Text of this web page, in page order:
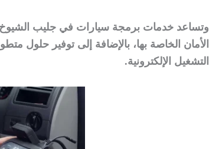
وتساعد خدمات برمجة سيارات في جليب الشيوخ
الأمان الخاصة بها، بالإضافة إلى توفير حلول
التشغيل الإلكترونية.